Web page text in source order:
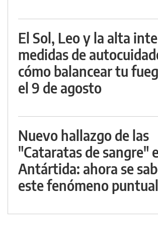
El Sol, Leo y la alta
medidas de
cómo balancear tu
el 9 de agosto
Nuevo hallazgo de las
"Cataratas de sangre"
Antártida: ahora se
este fenómeno